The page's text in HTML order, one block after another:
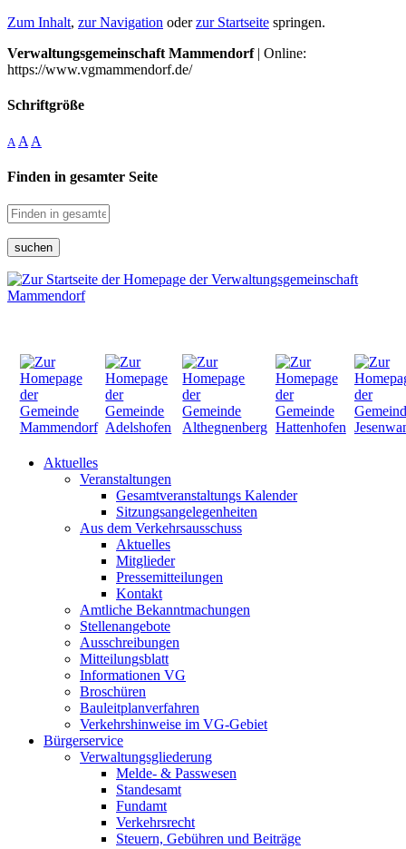
Zum Inhalt, zur Navigation oderzur Startseite springen.
Verwaltungsgemeinschaft Mammendorf| Online:
https://www.vgmammendorf.de/
Schriftgröße
A A A
Finden in gesamter Seite
suchen
Aktuelles
Veranstaltungen
Gesamtveranstaltungs Kalender
Sitzungsangelegenheiten
Aus dem Verkehrsausschuss
Aktuelles
Mitglieder
Pressemitteilungen
Kontakt
Amtliche Bekanntmachungen
Stellenangebote
Ausschreibungen
Mitteilungsblatt
Informationen VG
Broschüren
Bauleitplanverfahren
Verkehrshinweise im VG-Gebiet
Bürgerservice
Verwaltungsgliederung
Melde- & Passwesen
Standesamt
Fundamt
Verkehrsrecht
Steuern, Gebühren und Beiträge